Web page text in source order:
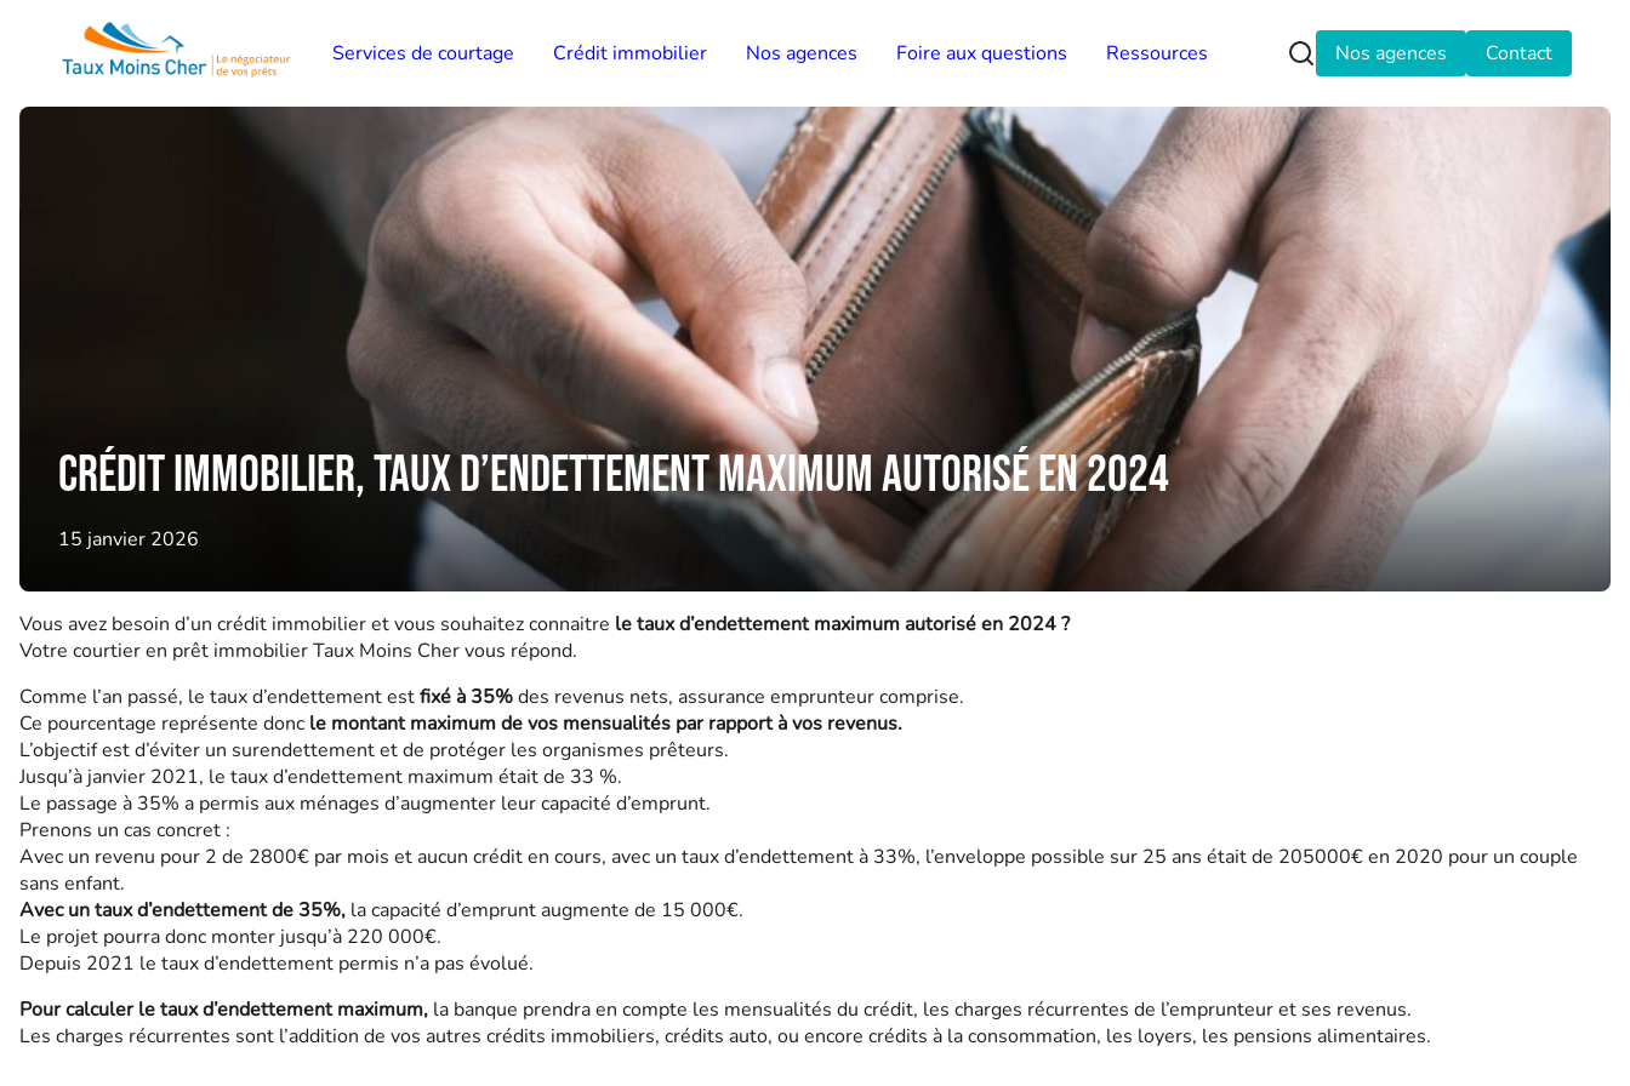
Services de courtage Crédit immobilier Nos agences Foire aux questions Ressources Nos agences Contact
Crédit immobilier, taux d’endettement maximum autorisé en 2024
15 janvier 2026
Vous avez besoin d’un crédit immobilier et vous souhaitez connaitre le taux d’endettement maximum autorisé en 2024 ?
Votre courtier en prêt immobilier Taux Moins Cher vous répond.
Comme l’an passé, le taux d’endettement estfixé à 35%des revenus nets, assurance emprunteur comprise.
Ce pourcentage représente donc le montant maximum de vos mensualités par rapport à vos revenus.
L’objectif est d’éviter un surendettement et de protéger les organismes prêteurs.
Jusqu’à janvier 2021, le taux d’endettement maximum était de 33 %.
Le passage à 35% a permis aux ménages d’augmenter leur capacité d’emprunt.
Prenons un cas concret :
Avec un revenu pour 2 de 2800€ par mois et aucun crédit en cours, avec un taux d’endettement à 33%, l’enveloppe possible sur 25 ans était de 205000€ en 2020 pour un couple
sans enfant.
Avec un taux d’endettement de 35%, la capacité d’emprunt augmente de 15 000€.
Le projet pourra donc monter jusqu’à 220 000€.
Depuis 2021 le taux d’endettement permis n’a pas évolué.
Pour calculer le taux d’endettement maximum, la banque prendra en compte les mensualités du crédit, les charges récurrentes de l’emprunteur et ses revenus.
Les charges récurrentes sont l’addition de vos autres crédits immobiliers, crédits auto, ou encore crédits à la consommation, les loyers, les pensions alimentaires.